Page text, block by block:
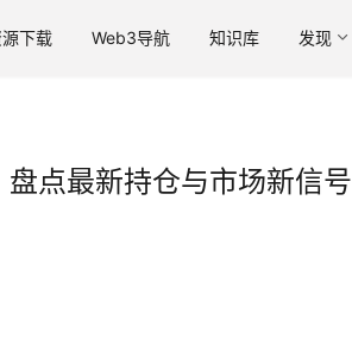
下载 Web3导航 知识库 发现
点最新持仓与市场新信号